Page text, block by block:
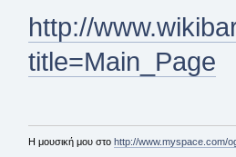
http://
title=Main_Page
Η μουσική μου στο http://www.myspace.com/